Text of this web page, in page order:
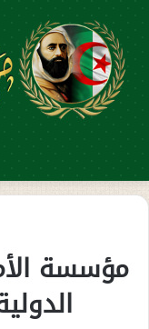
مؤسسة